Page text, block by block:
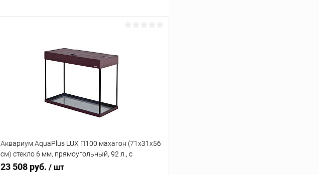
Аквариум AquaPlus LUX П100 махагон (71х31х56
см) стекло 6 мм, прямоугольный, 92 л., с
лампами Т8 2х18 Вт, аквар. коврик
23 508 руб. / шт